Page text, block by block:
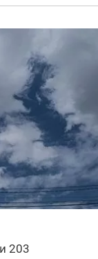
203